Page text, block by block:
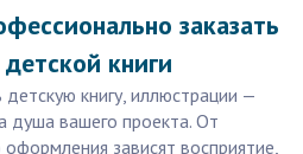
заказать
книги
книгу, иллюстрации —
душа вашего проекта. От
оформления зависят восприятие,